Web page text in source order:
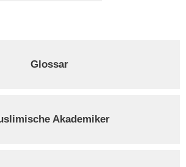
Glossar
Akademiker